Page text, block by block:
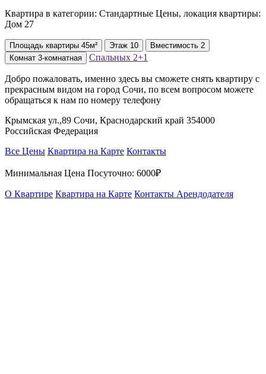
Квартира в категории: Стандартные Цены, локация квартиры:
Дом 27
Площадь квартиры 45м² Этаж 10 Вместимость 2
Комнат 3-комнатная Спальных 2+1
Добро пожаловать, именно здесь вы сможете снять квартиру с
прекрасным видом на город Сочи, по всем вопросом можете
обращаться к нам по номеру телефону
Крымская ул.,89 Сочи, Краснодарский край 354000
Российская Федерация
Все Цены Квартира на Карте Контакты
Минимальная Цена Посуточно: 6000₽
О Квартире Квартира на Карте Контакты Арендодателя